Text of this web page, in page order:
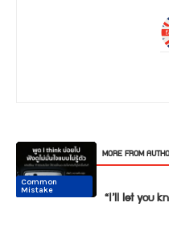
RELATED ARTICLES MORE FROM
Conversation “I’ll let you
Conversation
Conversation
Conversation
Common
Mistake
Common
Mistake